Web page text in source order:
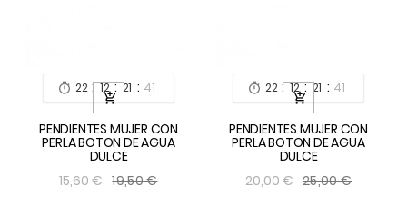
 22 : 12 : 21 : 39

PENDIENTES MUJER CON
PERLA BOTON DE AGUA
DULCE
15,60 € 19,50 €
 22 : 12 : 21 : 40

PENDIENTES MUJER CON
PERLA BOTON DE AGUA
DULCE
20,00 € 25,00 €